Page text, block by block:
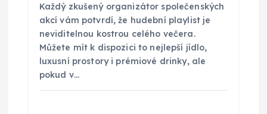
Každý zkušený organizátor společenských
akcí vám potvrdí, že hudební playlist je
neviditelnou kostrou celého večera.
Můžete mít k dispozici to nejlepší jídlo,
luxusní prostory i prémiové drinky, ale
pokud v…